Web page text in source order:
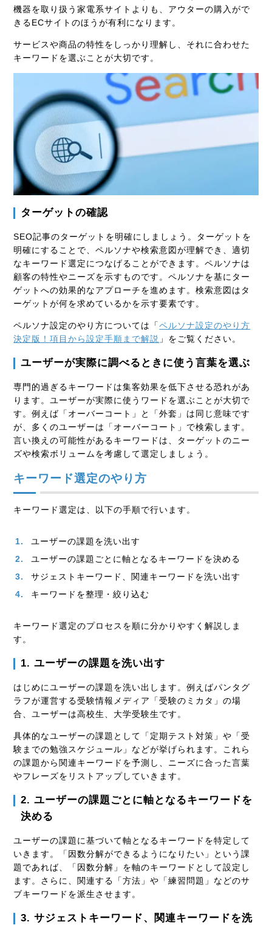
機器を取り扱う家電系サイトよりも、アウターの購入がで
きるECサイトのほうが有利になります。
サービスや商品の特性をしっかり理解し、それに合わせた
キーワードを選ぶことが大切です。
ターゲットの確認
SEO記事のターゲットを明確にしましょう。ターゲットを
明確にすることで、ペルソナや検索意図が理解でき、適切
なキーワード選定につなげることができます。ペルソナは
顧客の特性やニーズを示すものです。ペルソナを基にター
ゲットへの効果的なアプローチを進めます。検索意図はタ
ーゲットが何を求めているかを示す要素です。
ペルソナ設定のやり方については「ペルソナ設定のやり方
決定版！項目から設定手順まで解説 」をご覧ください。
ユーザーが実際に調べるときに使う言葉を選ぶ
専門的過ぎるキーワードは集客効果を低下させる恐れがあ
ります。ユーザーが実際に使うワードを選ぶことが大切で
す。例えば「オーバーコート」と「外套」は同じ意味です
が、多くのユーザーは「オーバーコート」で検索します。
言い換えの可能性があるキーワードは、ターゲットのニー
ズや検索ボリュームを考慮して選定しましょう。
キーワード選定のやり方
キーワード選定は、以下の手順で行います。
ユーザーの課題を洗い出す
ユーザーの課題ごとに軸となるキーワードを決める
サジェストキーワード、関連キーワードを洗い出す
キーワードを整理・絞り込む
キーワード選定のプロセスを順に分かりやすく解説しま
す。
1. ユーザーの課題を洗い出す
はじめにユーザーの課題を洗い出します。例えばパンタグ
ラフが運営する受験情報メディア「受験のミカタ」の場
合、ユーザーは高校生、大学受験生です。
具体的なユーザーの課題として「定期テスト対策」や「受
験までの勉強スケジュール」などが挙げられます。これら
の課題から関連キーワードを予測し、ニーズに合った言葉
やフレーズをリストアップしていきます。
2. ユーザーの課題ごとに軸となるキーワードを
決める
ユーザーの課題に基づいて軸となるキーワードを特定して
いきます。「因数分解ができるようになりたい」という課
題であれば、「因数分解」を軸のキーワードとして設定し
ます。さらに、関連する「方法」や「練習問題」などのサ
ブキーワードを派生させます。
3. サジェストキーワード、関連キーワードを洗